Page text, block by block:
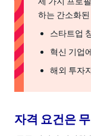
하는 간소화
스타트업
혁신 기업
해외 투자
자격 요건은